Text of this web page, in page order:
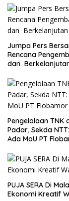
Jumpa Pers
Rencana
dan
Pengelolaan TNK
Padar, Sekda
Ada MoU PT
PUJA SERA Di
Ekonomi Kreatif